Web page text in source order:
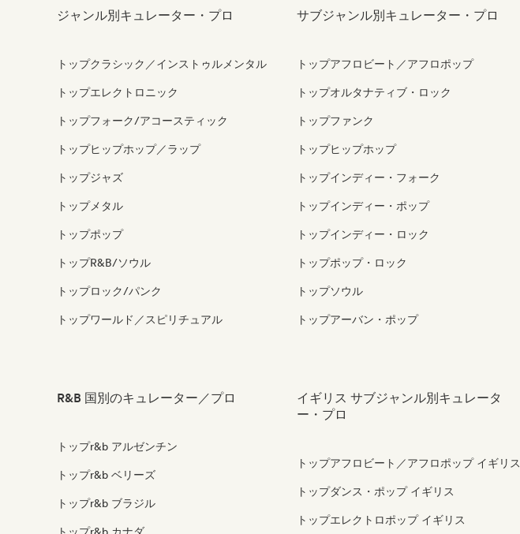
ジャンル別キュレーター・プロ
トップクラシック／インストゥルメンタル
トップエレクトロニック
トップフォーク/アコースティック
トップヒップホップ／ラップ
トップジャズ
トップメタル
トップポップ
トップR&B/ソウル
トップロック/パンク
トップワールド／スピリチュアル
サブジャンル別キュレーター・プロ
トップアフロビート／アフロポップ
トップオルタナティブ・ロック
トップファンク
トップヒップホップ
トップインディー・フォーク
トップインディー・ポップ
トップインディー・ロック
トップポップ・ロック
トップソウル
トップアーバン・ポップ
R&B 国別のキュレーター／プロ
トップr&b アルゼンチン
トップr&b ベリーズ
トップr&b ブラジル
イギリス サブジャンル別キュレータ
ー・プロ
トップアフロビート／アフロポップ イギリス
トップダンス・ポップ イギリス
トップエレクトロポップ イギリス